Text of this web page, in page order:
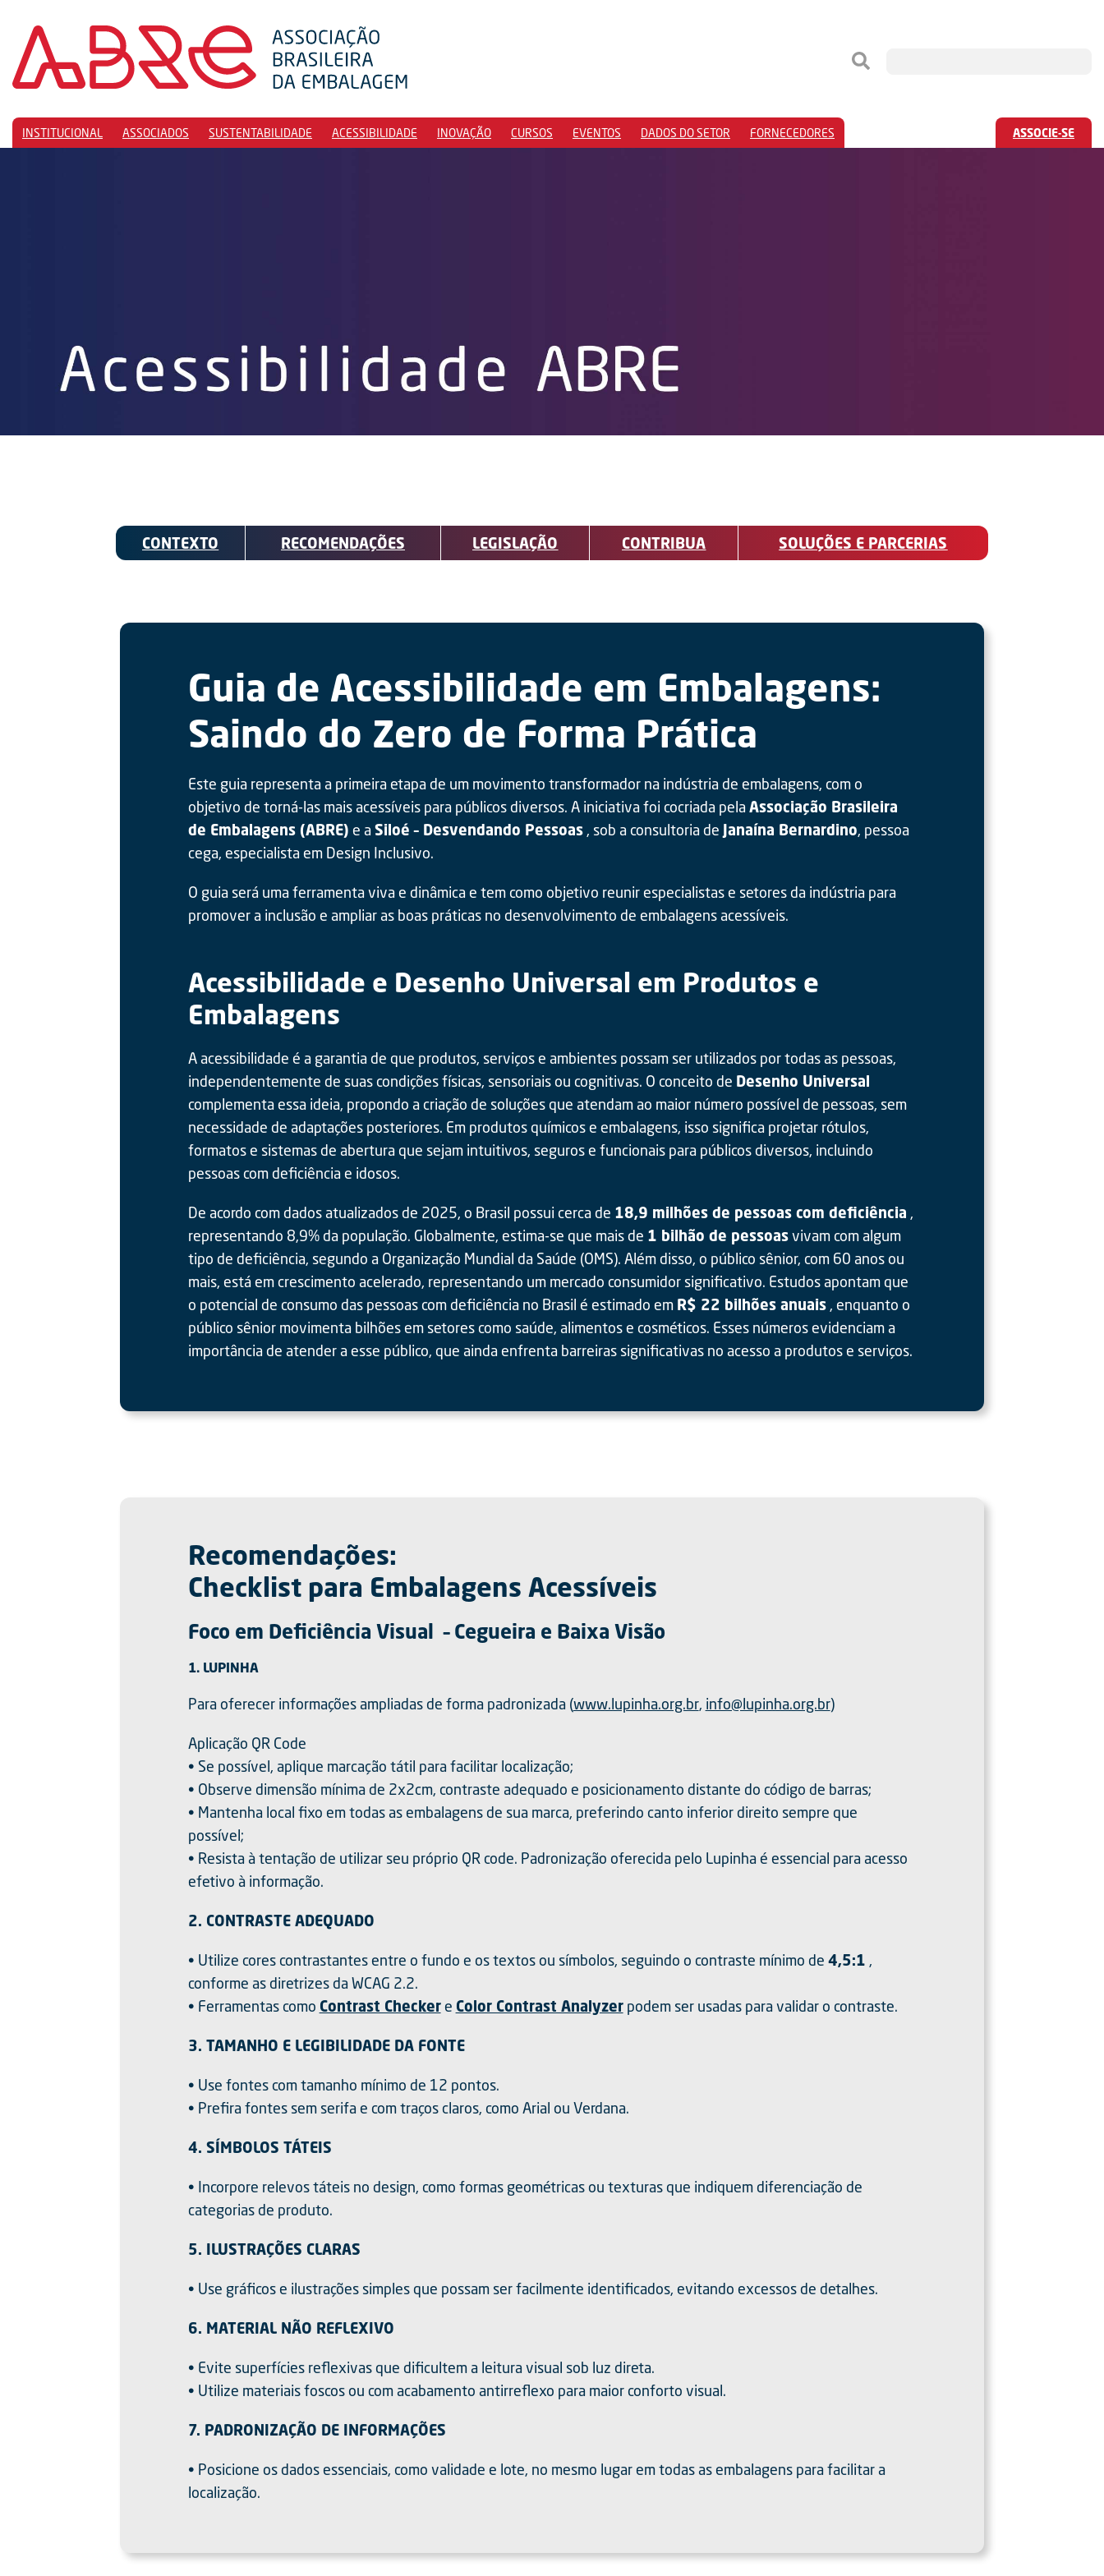
INSTITUCIONAL ASSOCIADOS SUSTENTABILIDADE ACESSIBILIDADE INOVAÇÃO CURSOS EVENTOS DADOS DO SETOR FORNECEDORES ASSOCIE-SE
CONTEXTO RECOMENDAÇÕES LEGISLAÇÃO CONTRIBUA SOLUÇÕES E PARCERIAS
Guia de Acessibilidade em Embalagens:
Saindo do Zero de Forma Prática
Este guia representa a primeira etapa de um movimento transformador na indústria de embalagens, com o
objetivo de torná-las mais acessíveis para públicos diversos. A iniciativa foi cocriada pelaAssociação Brasileira
de Embalagens (ABRE) e aSiloé – Desvendando Pessoas, sob a consultoria de Janaína Bernardino, pessoa
cega, especialista em Design Inclusivo.
O guia será uma ferramenta viva e dinâmica e tem como objetivo reunir especialistas e setores da indústria para
promover a inclusão e ampliar as boas práticas no desenvolvimento de embalagens acessíveis.
Acessibilidade e Desenho Universal em Produtos e
Embalagens
A acessibilidade é a garantia de que produtos, serviços e ambientes possam ser utilizados por todas as pessoas,
independentemente de suas condições físicas, sensoriais ou cognitivas. O conceito de Desenho Universal
complementa essa ideia, propondo a criação de soluções que atendam ao maior número possível de pessoas, sem
necessidade de adaptações posteriores. Em produtos químicos e embalagens, isso significa projetar rótulos,
formatos e sistemas de abertura que sejam intuitivos, seguros e funcionais para públicos diversos, incluindo
pessoas com deficiência e idosos.
De acordo com dados atualizados de 2025, o Brasil possui cerca de 18,9 milhões de pessoas com deficiência ,
representando 8,9% da população. Globalmente, estima-se que mais de 1 bilhão de pessoasvivam com algum
tipo de deficiência, segundo a Organização Mundial da Saúde (OMS). Além disso, o público sênior, com 60 anos ou
mais, está em crescimento acelerado, representando um mercado consumidor significativo. Estudos apontam que
o potencial de consumo das pessoas com deficiência no Brasil é estimado em R$ 22 bilhões anuais, enquanto o
público sênior movimenta bilhões em setores como saúde, alimentos e cosméticos. Esses números evidenciam a
importância de atender a esse público, que ainda enfrenta barreiras significativas no acesso a produtos e serviços.
Recomendações:
Checklist para Embalagens Acessíveis
Foco em Deficiência Visual – Cegueira e Baixa Visão
1. LUPINHA
Para oferecer informações ampliadas de forma padronizada (www.lupinha.org.br, info@lupinha.org.br)
Aplicação QR Code
• Se possível, aplique marcação tátil para facilitar localização;
• Observe dimensão mínima de 2x2cm, contraste adequado e posicionamento distante do código de barras;
• Mantenha local fixo em todas as embalagens de sua marca, preferindo canto inferior direito sempre que
possível;
• Resista à tentação de utilizar seu próprio QR code. Padronização oferecida pelo Lupinha é essencial para acesso
efetivo à informação.
2. CONTRASTE ADEQUADO
• Utilize cores contrastantes entre o fundo e os textos ou símbolos, seguindo o contraste mínimo de 4,5:1 ,
conforme as diretrizes da WCAG 2.2.
• Ferramentas como Contrast Checkere Color Contrast Analyzerpodem ser usadas para validar o contraste.
3. TAMANHO E LEGIBILIDADE DA FONTE
• Use fontes com tamanho mínimo de 12 pontos.
• Prefira fontes sem serifa e com traços claros, como Arial ou Verdana.
4. SÍMBOLOS TÁTEIS
• Incorpore relevos táteis no design, como formas geométricas ou texturas que indiquem diferenciação de
categorias de produto.
5. ILUSTRAÇÕES CLARAS
• Use gráficos e ilustrações simples que possam ser facilmente identificados, evitando excessos de detalhes.
6. MATERIAL NÃO REFLEXIVO
• Evite superfícies reflexivas que dificultem a leitura visual sob luz direta.
• Utilize materiais foscos ou com acabamento antirreflexo para maior conforto visual.
7. PADRONIZAÇÃO DE INFORMAÇÕES
• Posicione os dados essenciais, como validade e lote, no mesmo lugar em todas as embalagens para facilitar a
localização.